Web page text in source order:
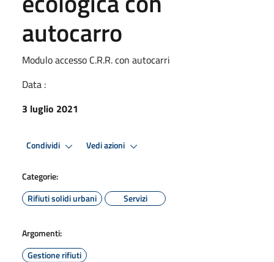
autocarro
Modulo accesso C.R.R. con autocarri
Data :
3 luglio 2021
Condividi Vedi azioni
Categorie:
Rifiuti solidi urbani
Servizi
Argomenti:
Gestione rifiuti